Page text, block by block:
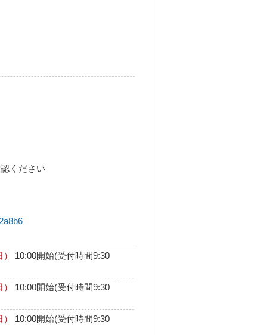
ください
）
10:00開始(受付時間9:30
）
10:00開始(受付時間9:30
）
10:00開始(受付時間9:30